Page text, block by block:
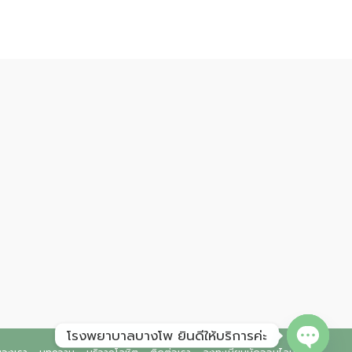
โรงพยาบาลบางโพ ยินดีให้บริการค่ะ